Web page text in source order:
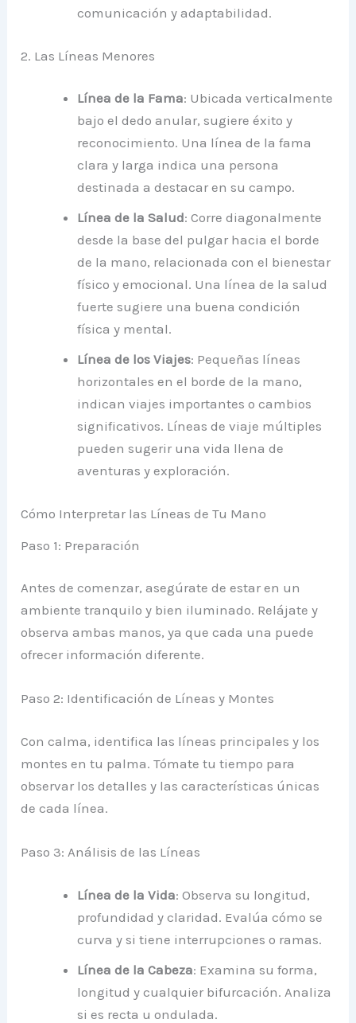
comunicación y adaptabilidad.
2. Las Líneas Menores
Línea de la Fama: Ubicada verticalmente
bajo el dedo anular, sugiere éxito y
reconocimiento. Una línea de la fama
clara y larga indica una persona
destinada a destacar en su campo.
Línea de la Salud: Corre diagonalmente
desde la base del pulgar hacia el borde
de la mano, relacionada con el bienestar
físico y emocional. Una línea de la salud
fuerte sugiere una buena condición
física y mental.
Línea de los Viajes: Pequeñas líneas
horizontales en el borde de la mano,
indican viajes importantes o cambios
significativos. Líneas de viaje múltiples
pueden sugerir una vida llena de
aventuras y exploración.
Cómo Interpretar las Líneas de Tu Mano
Paso 1: Preparación
Antes de comenzar, asegúrate de estar en un
ambiente tranquilo y bien iluminado. Relájate y
observa ambas manos, ya que cada una puede
ofrecer información diferente.
Paso 2: Identificación de Líneas y Montes
Con calma, identifica las líneas principales y los
montes en tu palma. Tómate tu tiempo para
observar los detalles y las características únicas
de cada línea.
Paso 3: Análisis de las Líneas
Línea de la Vida: Observa su longitud,
profundidad y claridad. Evalúa cómo se
curva y si tiene interrupciones o ramas.
Línea de la Cabeza: Examina su forma,
longitud y cualquier bifurcación. Analiza
si es recta u ondulada.